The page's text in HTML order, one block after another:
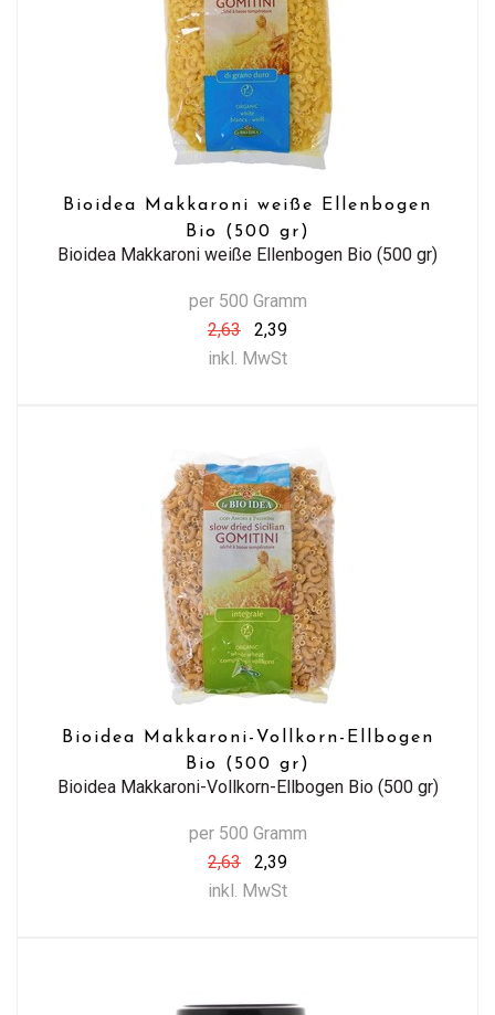
Bioidea Makkaroni weiße Ellenbogen
Bio (500 gr)
Bioidea Makkaroni weiße Ellenbogen Bio (500 gr)
per 500 Gramm
2,63
2,39
inkl. MwSt
Bioidea Makkaroni-Vollkorn-Ellbogen
Bio (500 gr)
Bioidea Makkaroni-Vollkorn-Ellbogen Bio (500 gr)
per 500 Gramm
2,63
2,39
inkl. MwSt